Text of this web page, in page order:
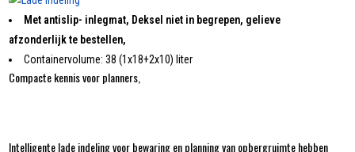
Met antislip- inlegmat, Deksel niet in begrepen, gelieve
afzonderlijk te bestellen,
Containervolume: 38 (1x18+2x10) liter
Compacte kennis voor planners,
Intelligente lade indeling voor bewaring en planning van opbergruimte hebben